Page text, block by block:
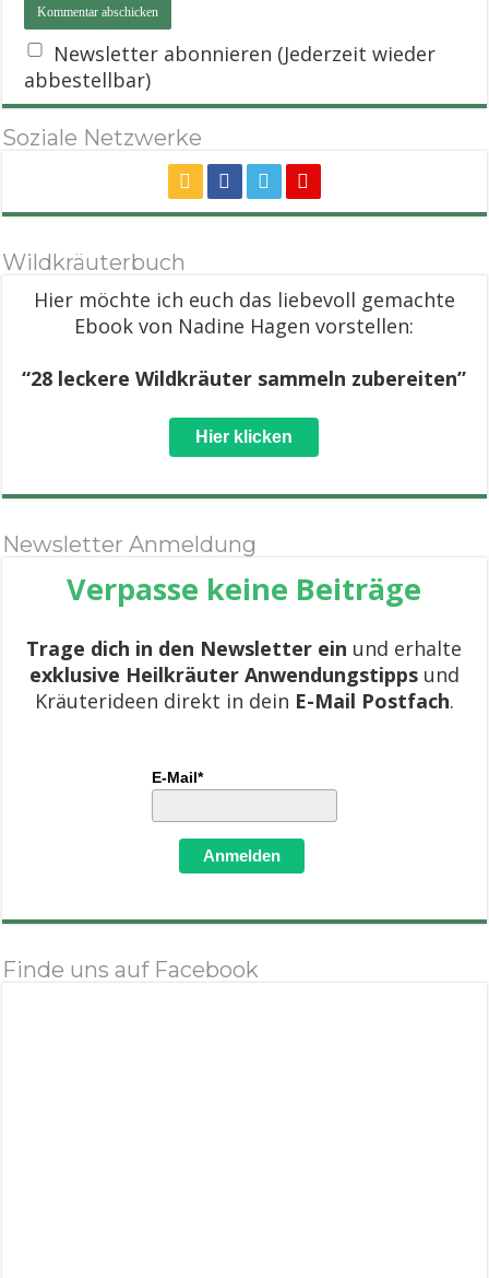
Newsletter abonnieren (Jederzeit wieder
abbestellbar)
Soziale Netzwerke
Wildkräuterbuch
Hier möchte ich euch das liebevoll gemachte
Ebook von Nadine Hagen vorstellen:
“28 leckere Wildkräuter sammeln zubereiten”
Hier klicken
Newsletter Anmeldung
Verpasse keine Beiträge
Trage dich in den Newsletter ein und erhalte
exklusive Heilkräuter Anwendungstippsund
Kräuterideen direkt in dein E-Mail Postfach.
E-Mail*
Anmelden
Finde uns auf Facebook